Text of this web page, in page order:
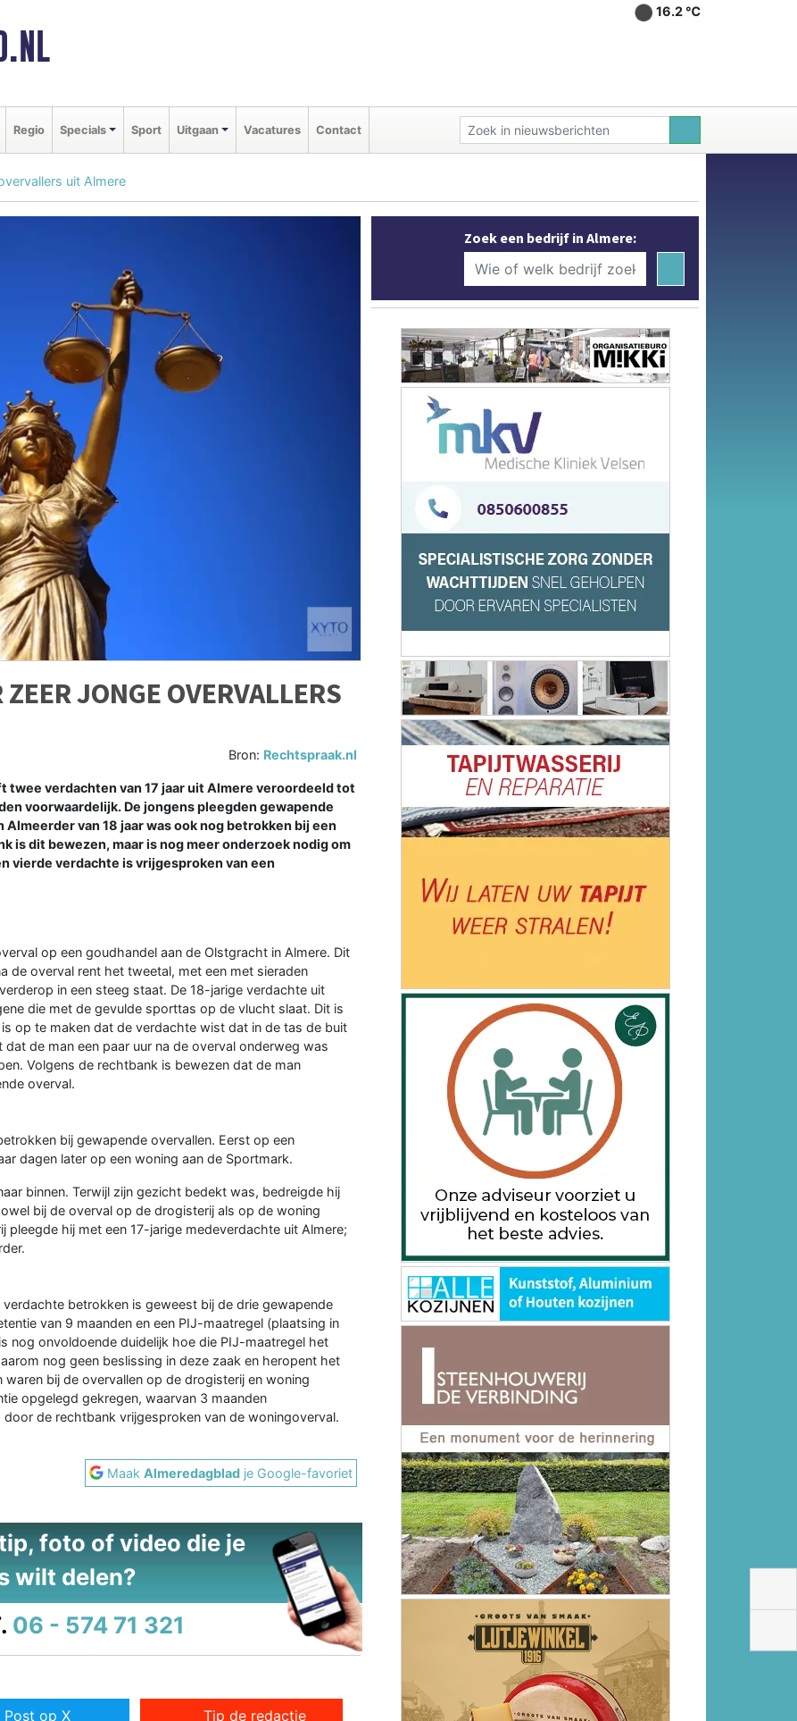
16.2 ℃
Regio Specials Sport Uitgaan Vacatures Contact
uit Almere
JONGE OVERVALLERS
Bron: Rechtspraak.nl
twee verdachten van 17 jaar uit Almere veroordeeld tot
voorwaardelijk. De jongens pleegden gewapende
van 18 jaar was ook nog betrokken bij een
is dit bewezen, maar is nog meer onderzoek nodig om
vierde verdachte is vrijgesproken van een
op een goudhandel aan de Olstgracht in Almere. Dit
de overval rent het tweetal, met een met sieraden
in een steeg staat. De 18-jarige verdachte uit
die met de gevulde sporttas op de vlucht slaat. Dit is
op te maken dat de verdachte wist dat in de tas de buit
de man een paar uur na de overval onderweg was
Volgens de rechtbank is bewezen dat de man
overval.
bij gewapende overvallen. Eerst op een
dagen later op een woning aan de Sportmark.
binnen. Terwijl zijn gezicht bedekt was, bedreigde hij
bij de overval op de drogisterij als op de woning
pleegde hij met een 17-jarige medeverdachte uit Almere;
betrokken is geweest bij de drie gewapende
van 9 maanden en een PIJ-maatregel (plaatsing in
nog onvoldoende duidelijk hoe die PIJ-maatregel het
nog geen beslissing in deze zaak en heropent het
bij de overvallen op de drogisterij en woning
opgelegd gekregen, waarvan 3 maanden
de rechtbank vrijgesproken van de woningoverval.
MaakAlmeredagblad je Google-favoriet
foto of video die je
wilt delen?
06 - 574 71 321
Post op X Tip de redactie
Zoek een bedrijf in Almere: